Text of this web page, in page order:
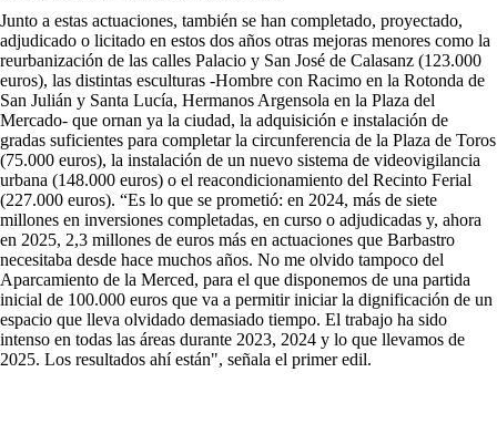
Junto a estas actuaciones, también se han completado, proyectado,
adjudicado o licitado en estos dos años otras mejoras menores como la
reurbanización de las calles Palacio y San José de Calasanz (123.000
euros), las distintas esculturas -Hombre con Racimo en la Rotonda de
San Julián y Santa Lucía, Hermanos Argensola en la Plaza del
Mercado- que ornan ya la ciudad, la adquisición e instalación de
gradas suficientes para completar la circunferencia de la Plaza de Toros
(75.000 euros), la instalación de un nuevo sistema de videovigilancia
urbana (148.000 euros) o el reacondicionamiento del Recinto Ferial
(227.000 euros). “Es lo que se prometió: en 2024, más de siete
millones en inversiones completadas, en curso o adjudicadas y, ahora
en 2025, 2,3 millones de euros más en actuaciones que Barbastro
necesitaba desde hace muchos años. No me olvido tampoco del
Aparcamiento de la Merced, para el que disponemos de una partida
inicial de 100.000 euros que va a permitir iniciar la dignificación de un
espacio que lleva olvidado demasiado tiempo. El trabajo ha sido
intenso en todas las áreas durante 2023, 2024 y lo que llevamos de
2025. Los resultados ahí están", señala el primer edil.